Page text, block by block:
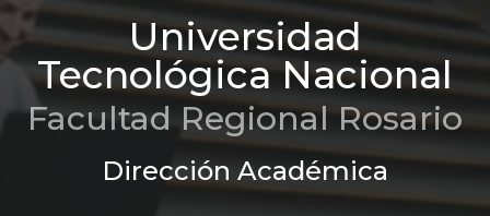
Universidad
Tecnológica Nacional
Facultad Regional Rosario
Dirección Académica